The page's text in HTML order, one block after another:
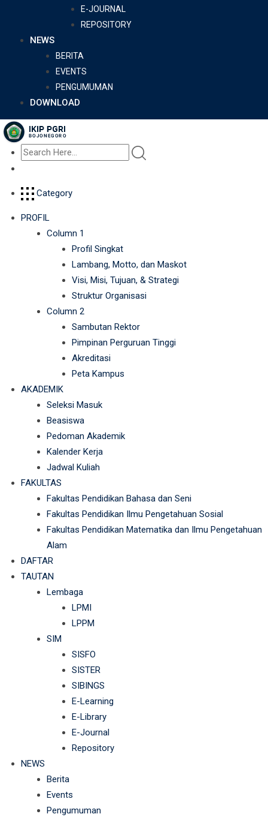
E-JOURNAL
REPOSITORY
NEWS
BERITA
EVENTS
PENGUMUMAN
DOWNLOAD
Category
PROFIL
Column 1
Profil Singkat
Lambang, Motto, dan Maskot
Visi, Misi, Tujuan, & Strategi
Struktur Organisasi
Column 2
Sambutan Rektor
Pimpinan Perguruan Tinggi
Akreditasi
Peta Kampus
AKADEMIK
Seleksi Masuk
Beasiswa
Pedoman Akademik
Kalender Kerja
Jadwal Kuliah
FAKULTAS
Fakultas Pendidikan Bahasa dan Seni
Fakultas Pendidikan Ilmu Pengetahuan Sosial
Fakultas Pendidikan Matematika dan Ilmu Pengetahuan
Alam
DAFTAR
TAUTAN
Lembaga
LPMI
LPPM
SIM
SISFO
SISTER
SIBINGS
E-Learning
E-Library
E-Journal
Repository
NEWS
Berita
Events
Pengumuman